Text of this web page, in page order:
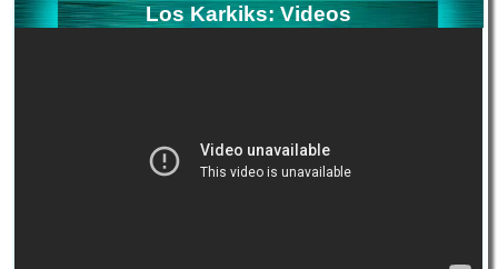
Los Karkiks: Videos